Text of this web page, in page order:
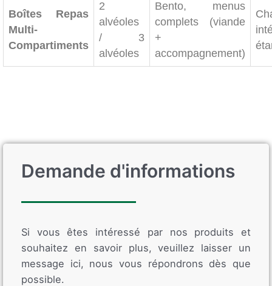
Boîtes Repas
Multi-
Compartiments
2
alvéoles
/ 3
alvéoles
Bento, menus
complets (viande
+
accompagnement)
Demande d'informations
Si vous êtes intéressé par nos produits et
souhaitez en savoir plus, veuillez laisser un
message ici, nous vous répondrons dès que
possible.